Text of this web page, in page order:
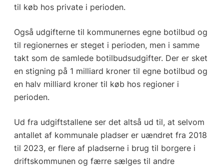
til køb hos private i perioden.
Også udgifterne til kommunernes egne botilbud og
til regionernes er steget i perioden, men i samme
takt som de samlede botilbudsudgifter. Der er sket
en stigning på 1 milliard kroner til egne botilbud og
en halv milliard kroner til køb hos regioner i
perioden.
Ud fra udgiftstallene ser det altså ud til, at selvom
antallet af kommunale pladser er uændret fra 2018
til 2023, er flere af pladserne i brug til borgere i
driftskommunen og færre sælges til andre